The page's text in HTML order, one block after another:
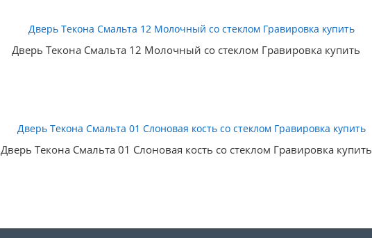
Дверь Текона Смальта 12 Молочный со стеклом Гравировка купить
Дверь Текона Смальта 01 Слоновая кость со стеклом Гравировка купить